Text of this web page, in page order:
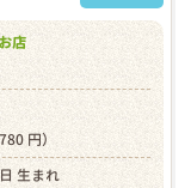
店
円）
生まれ